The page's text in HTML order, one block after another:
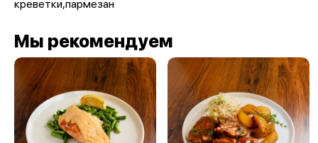
креветки,пармезан
Мы рекомендуем